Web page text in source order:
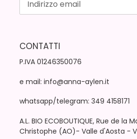
CONTATTI
P.IVA 01246350076
e mail: info@anna-aylen.it
whatsapp/telegram: 349 4158171
A.L. BIO ECOBOUTIQUE, Rue de la
Christophe (AO)- Valle d'Aosta -